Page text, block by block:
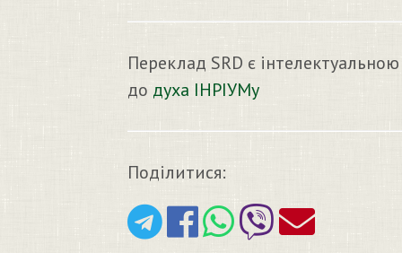
Переклад SRD є
до духа ІНРІУМу
Поділитися: